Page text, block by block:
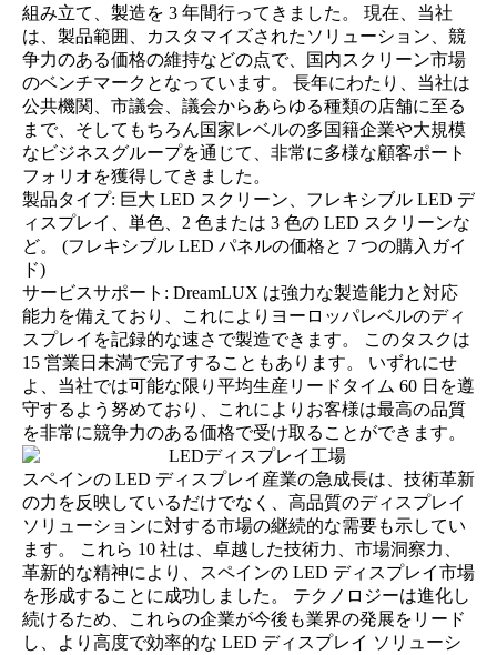
組み立て、製造を 3 年間行ってきました。 現在、当社
は、製品範囲、カスタマイズされたソリューション、競
争力のある価格の維持などの点で、国内スクリーン市場
のベンチマークとなっています。 長年にわたり、当社は
公共機関、市議会、議会からあらゆる種類の店舗に至る
まで、そしてもちろん国家レベルの多国籍企業や大規模
なビジネスグループを通じて、非常に多様な顧客ポート
フォリオを獲得してきました。
製品タイプ: 巨大 LED スクリーン、フレキシブル LED デ
ィスプレイ、単色、2 色または 3 色の LED スクリーンな
ど。 (フレキシブル LED パネルの価格と 7 つの購入ガイ
ド)
サービスサポート: DreamLUX は強力な製造能力と対応
能力を備えており、これによりヨーロッパレベルのディ
スプレイを記録的な速さで製造できます。 このタスクは
15 営業日未満で完了することもあります。 いずれにせ
よ、当社では可能な限り平均生産リードタイム 60 日を遵
守するよう努めており、これによりお客様は最高の品質
を非常に競争力のある価格で受け取ることができます。
スペインの LED ディスプレイ産業の急成長は、技術革新
の力を反映しているだけでなく、高品質のディスプレイ
ソリューションに対する市場の継続的な需要も示してい
ます。 これら 10 社は、卓越した技術力、市場洞察力、
革新的な精神により、スペインの LED ディスプレイ市場
を形成することに成功しました。 テクノロジーは進化し
続けるため、これらの企業が今後も業界の発展をリード
し、より高度で効率的な LED ディスプレイ ソリューシ